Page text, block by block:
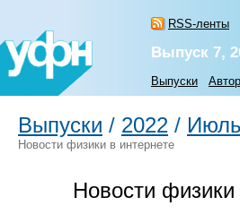
RSS-ленты
Выпуск 7,
Выпуски
Выпуски / 2022 / Июль
Новости физики в интернете
Новости